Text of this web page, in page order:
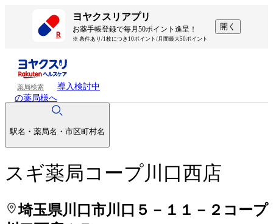
ヨヤクスリアプリ
お薬手帳登録で毎月50ポイント進呈！
※ 条件あり/1枚につき10ポイント/月間最大50ポイント
開く
薬局検索
導入検討中
の薬局様へ
駅名・薬局名・市区町村名
スギ薬局コープ川口西店
埼玉県川口市川口５－１１－２コープ
処方せんを送って待ち時間を短く！
処方せんを送って待ち時間を短く！